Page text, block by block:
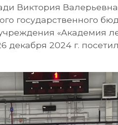
Виктория
государственного
«Академия
декабря 2024 г.